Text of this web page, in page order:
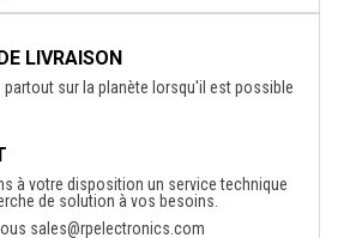
LIVRAISON
partout sur la planète lorsqu'il est possible
à votre disposition un service technique
de solution à vos besoins.
sales@rpelectronics.com